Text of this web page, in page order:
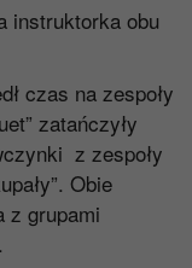
instruktorka obu
czas na zespoły
zatańczyły
z zespoły
Obie
z grupami